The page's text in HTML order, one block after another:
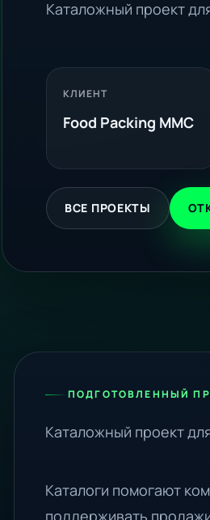
Каталожный проект
КЛИЕНТ
Food Packing MMC
ВСЕ ПРОЕКТЫ
ПОДГОТОВЛЕННЫЙ
Каталожный проект
Каталоги помогают
поддерживать